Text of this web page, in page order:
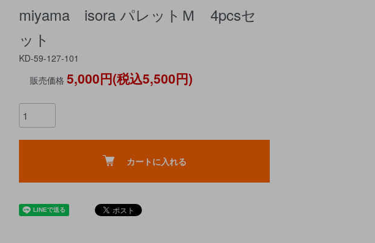
miyama isora パレットＭ 4pcsセ
ット
KD-59-127-101
販売価格 5,000円(税込5,500円)
カートに入れる